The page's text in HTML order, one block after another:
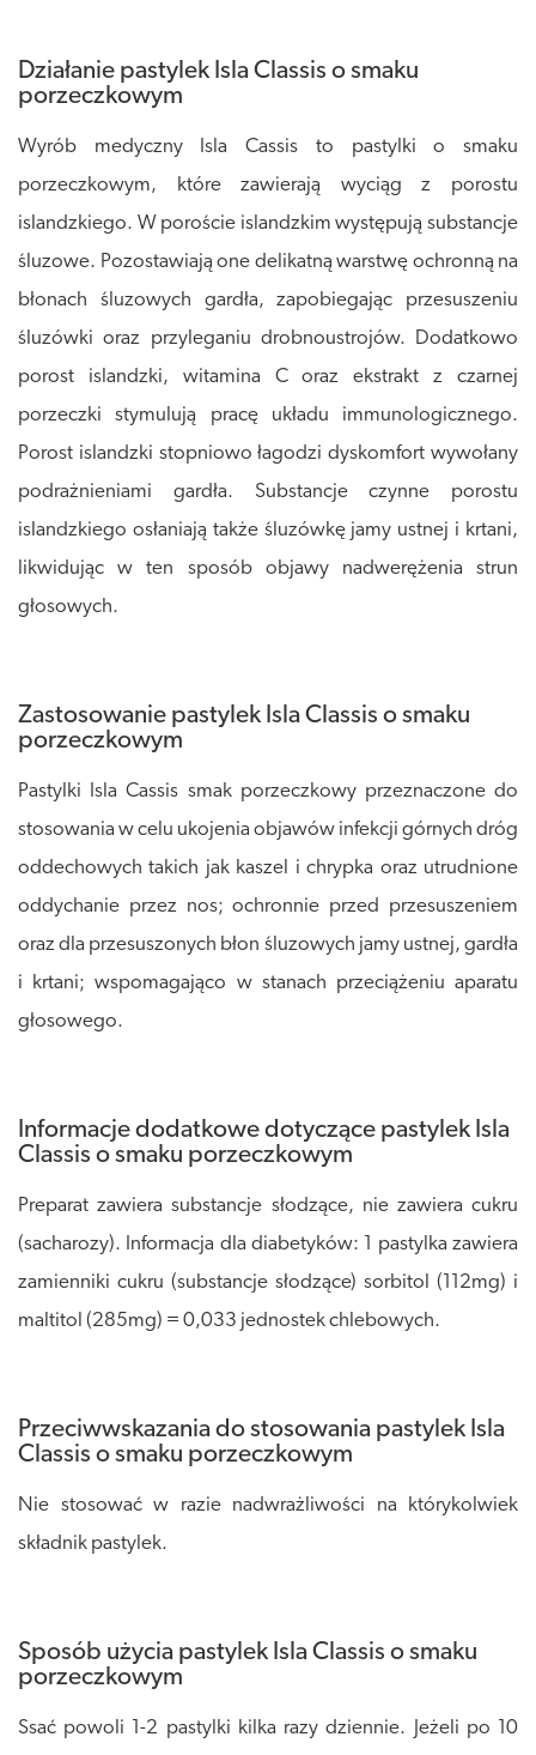
Działanie pastylek Isla Classis o smaku
porzeczkowym
Wyrób medyczny Isla Cassis to pastylki o smaku
porzeczkowym, które zawierają wyciąg z porostu
islandzkiego. W poroście islandzkim występują substancje
śluzowe. Pozostawiają one delikatną warstwę ochronną na
błonach śluzowych gardła, zapobiegając przesuszeniu
śluzówki oraz przyleganiu drobnoustrojów. Dodatkowo
porost islandzki, witamina C oraz ekstrakt z czarnej
porzeczki stymulują pracę układu immunologicznego.
Porost islandzki stopniowo łagodzi dyskomfort wywołany
podrażnieniami gardła. Substancje czynne porostu
islandzkiego osłaniają także śluzówkę jamy ustnej i krtani,
likwidując w ten sposób objawy nadwerężenia strun
głosowych.
Zastosowanie pastylek Isla Classis o smaku
porzeczkowym
Pastylki Isla Cassis smak porzeczkowy przeznaczone do
stosowania w celu ukojenia objawów infekcji górnych dróg
oddechowych takich jak kaszel i chrypka oraz utrudnione
oddychanie przez nos; ochronnie przed przesuszeniem
oraz dla przesuszonych błon śluzowych jamy ustnej, gardła
i krtani; wspomagająco w stanach przeciążeniu aparatu
głosowego.
Informacje dodatkowe dotyczące pastylek Isla
Classis o smaku porzeczkowym
Preparat zawiera substancje słodzące, nie zawiera cukru
(sacharozy). Informacja dla diabetyków: 1 pastylka zawiera
zamienniki cukru (substancje słodzące) sorbitol (112mg) i
maltitol (285mg) = 0,033 jednostek chlebowych.
Przeciwwskazania do stosowania pastylek Isla
Classis o smaku porzeczkowym
Nie stosować w razie nadwrażliwości na którykolwiek
składnik pastylek.
Sposób użycia pastylek Isla Classis o smaku
porzeczkowym
Ssać powoli 1-2 pastylki kilka razy dziennie. Jeżeli po 10